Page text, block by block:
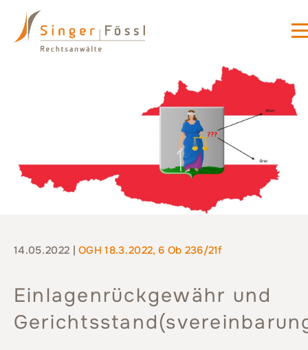
14.05.2022 |OGH 18.3.2022, 6 Ob 236/21f
Einlagenrückgewähr und